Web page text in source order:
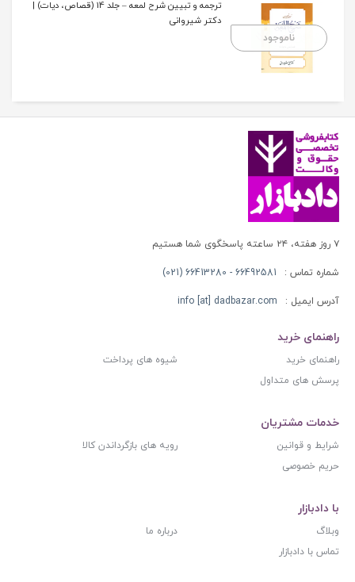
ناموجود
ترجمه و تبیین شرح لمعه – جلد 14 (قصاص، دیات) |
دکتر شیروانی
۷ روز هفته، ۲۴ ساعته پاسخگوی شما هستیم
شماره تماس : 66492581 - 66413280 (021)
آدرس ایمیل : info [at] dadbazar.com
راهنمای خرید
راهنمای خرید
شیوه های پرداخت
پرسش های متداول
خدمات مشتریان
شرایط و قوانین
رویه های بازگرداندن کالا
حریم خصوصی
با دادبازار
وبلاگ
درباره ما
تماس با دادبازار